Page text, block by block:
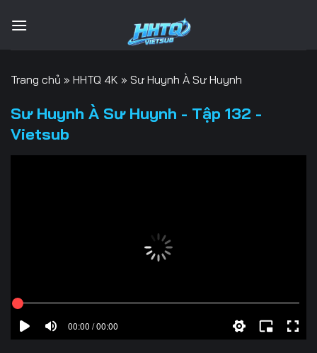
qua
Trang chủ » HHTQ 4K » Sư Huynh À Sư Huynh
Sư Huynh À Sư Huynh - Tập 132 -
Vietsub
00:00 / 00:00